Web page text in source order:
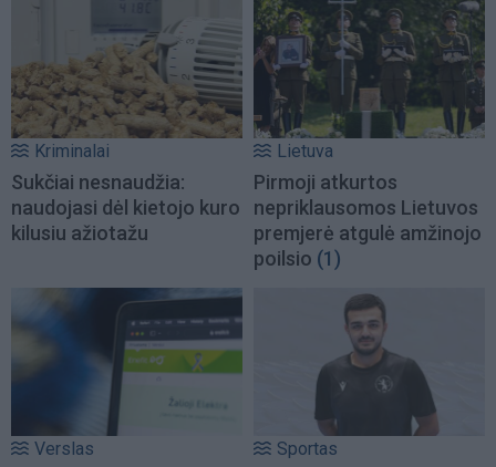
Kriminalai
Sukčiai nesnaudžia:
naudojasi dėl kietojo kuro
kilusiu ažiotažu
Lietuva
Pirmoji atkurtos
nepriklausomos Lietuvos
premjerė atgulė amžinojo
poilsio (1)
Verslas Sportas